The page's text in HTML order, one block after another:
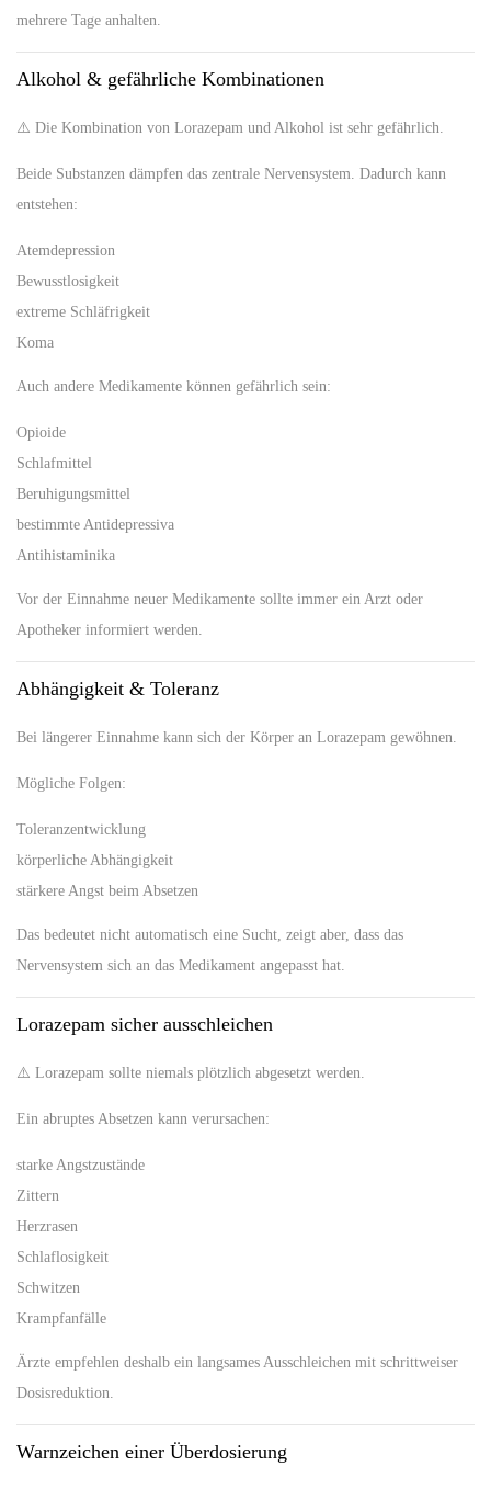
mehrere Tage anhalten.
Alkohol & gefährliche Kombinationen
⚠️ Die Kombination von Lorazepam und Alkohol ist sehr gefährlich.
Beide Substanzen dämpfen das zentrale Nervensystem. Dadurch kann
entstehen:
Atemdepression
Bewusstlosigkeit
extreme Schläfrigkeit
Koma
Auch andere Medikamente können gefährlich sein:
Opioide
Schlafmittel
Beruhigungsmittel
bestimmte Antidepressiva
Antihistaminika
Vor der Einnahme neuer Medikamente sollte immer ein Arzt oder
Apotheker informiert werden.
Abhängigkeit & Toleranz
Bei längerer Einnahme kann sich der Körper an Lorazepam gewöhnen.
Mögliche Folgen:
Toleranzentwicklung
körperliche Abhängigkeit
stärkere Angst beim Absetzen
Das bedeutet nicht automatisch eine Sucht, zeigt aber, dass das
Nervensystem sich an das Medikament angepasst hat.
Lorazepam sicher ausschleichen
⚠️ Lorazepam sollte niemals plötzlich abgesetzt werden.
Ein abruptes Absetzen kann verursachen:
starke Angstzustände
Zittern
Herzrasen
Schlaflosigkeit
Schwitzen
Krampfanfälle
Ärzte empfehlen deshalb ein langsames Ausschleichen mit schrittweiser
Dosisreduktion.
Warnzeichen einer Überdosierung